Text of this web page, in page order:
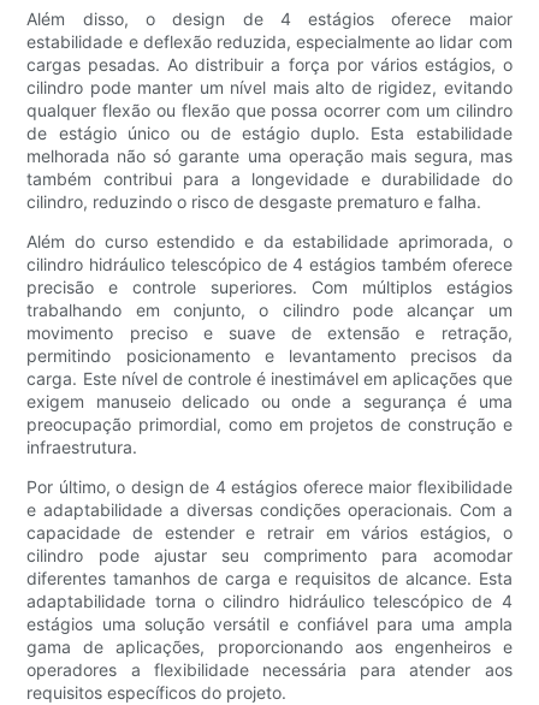
Além disso, o design de 4 estágios oferece maior
estabilidade e deflexão reduzida, especialmente ao lidar com
cargas pesadas. Ao distribuir a força por vários estágios, o
cilindro pode manter um nível mais alto de rigidez, evitando
qualquer flexão ou flexão que possa ocorrer com um cilindro
de estágio único ou de estágio duplo. Esta estabilidade
melhorada não só garante uma operação mais segura, mas
também contribui para a longevidade e durabilidade do
cilindro, reduzindo o risco de desgaste prematuro e falha.
Além do curso estendido e da estabilidade aprimorada, o
cilindro hidráulico telescópico de 4 estágios também oferece
precisão e controle superiores. Com múltiplos estágios
trabalhando em conjunto, o cilindro pode alcançar um
movimento preciso e suave de extensão e retração,
permitindo posicionamento e levantamento precisos da
carga. Este nível de controle é inestimável em aplicações que
exigem manuseio delicado ou onde a segurança é uma
preocupação primordial, como em projetos de construção e
infraestrutura.
Por último, o design de 4 estágios oferece maior flexibilidade
e adaptabilidade a diversas condições operacionais. Com a
capacidade de estender e retrair em vários estágios, o
cilindro pode ajustar seu comprimento para acomodar
diferentes tamanhos de carga e requisitos de alcance. Esta
adaptabilidade torna o cilindro hidráulico telescópico de 4
estágios uma solução versátil e confiável para uma ampla
gama de aplicações, proporcionando aos engenheiros e
operadores a flexibilidade necessária para atender aos
requisitos específicos do projeto.